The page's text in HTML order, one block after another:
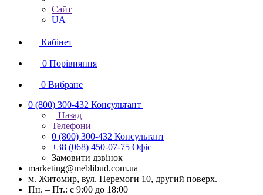
Сайт
UA
Кабінет
0 Порівняння
0 Вибране
0 (800) 300-432 Консультант
Назад
Телефони
0 (800) 300-432 Консультант
+38 (068) 450-07-75 Офіс
Замовити дзвінок
marketing@meblibud.com.ua
м. Житомир, вул. Перемоги 10, другий поверх.
Пн. – Пт.: с 9:00 до 18:00